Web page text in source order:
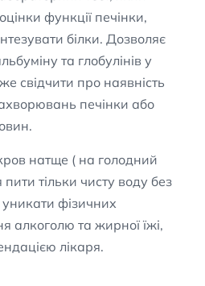
функції печінки,
білки. Дозволяє
та глобулінів у
свідчити про наявність
печінки або
натще ( на голодний
тільки чисту воду без
фізичних
алкоголю та жирної їжі,
лікаря.